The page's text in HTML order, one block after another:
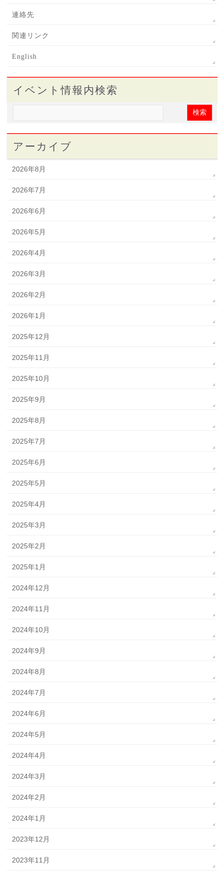
連絡先
関連リンク
English
イベント情報内検索
アーカイブ
2026年8月
2026年7月
2026年6月
2026年5月
2026年4月
2026年3月
2026年2月
2026年1月
2025年12月
2025年11月
2025年10月
2025年9月
2025年8月
2025年7月
2025年6月
2025年5月
2025年4月
2025年3月
2025年2月
2025年1月
2024年12月
2024年11月
2024年10月
2024年9月
2024年8月
2024年7月
2024年6月
2024年5月
2024年4月
2024年3月
2024年2月
2024年1月
2023年12月
2023年11月